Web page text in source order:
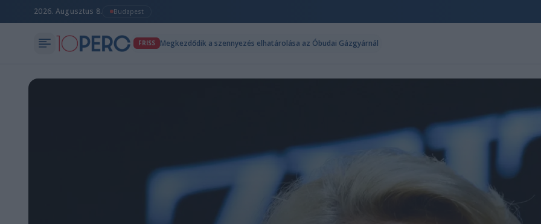
2026. Augusztus 8. Budapest
FRISS Megkezdődik a szennyezés elhatárolása az Óbudai Gázgyárnál